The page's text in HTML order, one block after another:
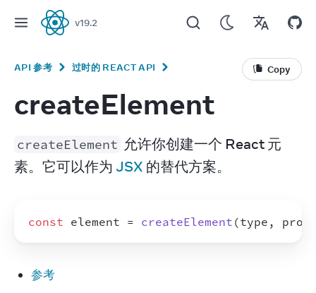
React
v19.2
API 参考 过时的 REACT API Copy
createElement
createElement 允许你创建一个 React 元
素。它可以作为 JSX 的替代方案。
const element = createElement (type ,
参考